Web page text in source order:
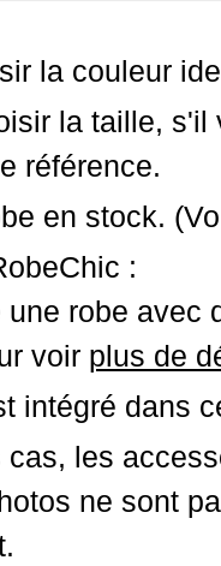
la couleur
la taille,
référence.
en stock.
:
robe
voir plus de
intégré dans
cas, les
ne sont